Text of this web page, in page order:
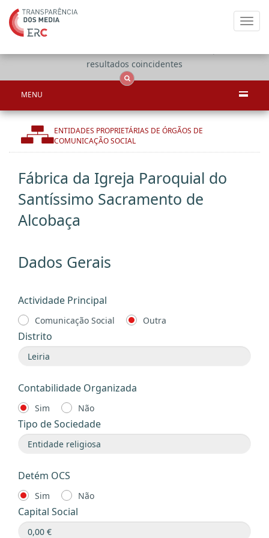
resultados coincidentes
MENU
ENTIDADES PROPRIETÁRIAS DE ÓRGÃOS DE
COMUNICAÇÃO SOCIAL
Fábrica da Igreja Paroquial do
Santíssimo Sacramento de
Alcobaça
Dados Gerais
Actividade Principal
Comunicação Social Outra
Distrito
Contabilidade Organizada
Sim Não
Tipo de Sociedade
Detém OCS
Sim Não
Capital Social